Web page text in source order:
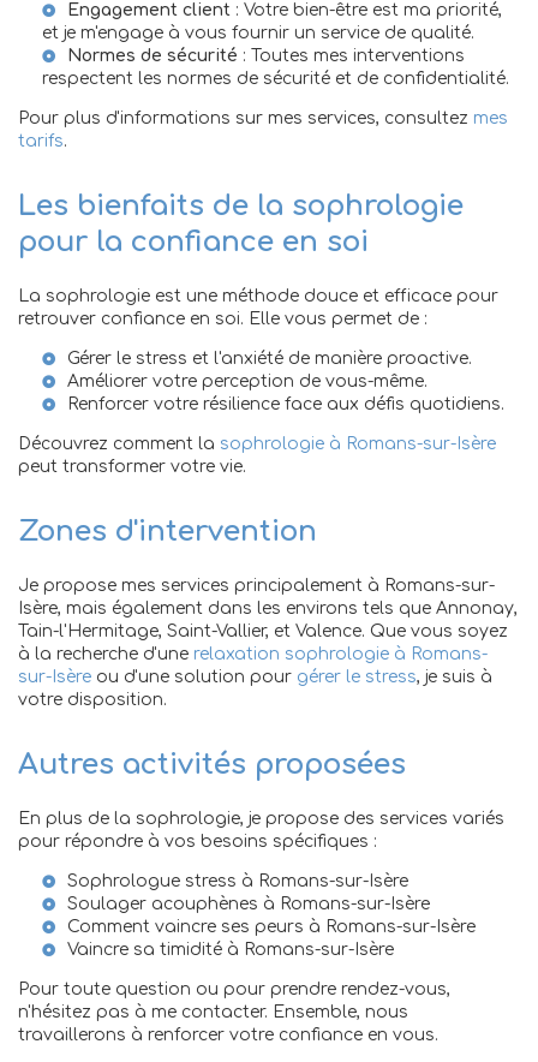
Engagement client : Votre bien-être est ma priorité,
et je m'engage à vous fournir un service de qualité.
Normes de sécurité : Toutes mes interventions
respectent les normes de sécurité et de confidentialité.
Pour plus d'informations sur mes services, consultez mes
tarifs.
Les bienfaits de la sophrologie
pour la confiance en soi
La sophrologie est une méthode douce et efficace pour
retrouver confiance en soi. Elle vous permet de :
Gérer le stress et l'anxiété de manière proactive.
Améliorer votre perception de vous-même.
Renforcer votre résilience face aux défis quotidiens.
Découvrez comment la sophrologie à Romans-sur-Isère
peut transformer votre vie.
Zones d'intervention
Je propose mes services principalement à Romans-sur-
Isère, mais également dans les environs tels que Annonay,
Tain-l'Hermitage, Saint-Vallier, et Valence. Que vous soyez
à la recherche d'une relaxation sophrologie à Romans-
sur-Isère ou d'une solution pour gérer le stress, je suis à
votre disposition.
Autres activités proposées
En plus de la sophrologie, je propose des services variés
pour répondre à vos besoins spécifiques :
Sophrologue stress à Romans-sur-Isère
Soulager acouphènes à Romans-sur-Isère
Comment vaincre ses peurs à Romans-sur-Isère
Vaincre sa timidité à Romans-sur-Isère
Pour toute question ou pour prendre rendez-vous,
n'hésitez pas à me contacter. Ensemble, nous
travaillerons à renforcer votre confiance en vous.